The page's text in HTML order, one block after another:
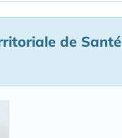
de Santé